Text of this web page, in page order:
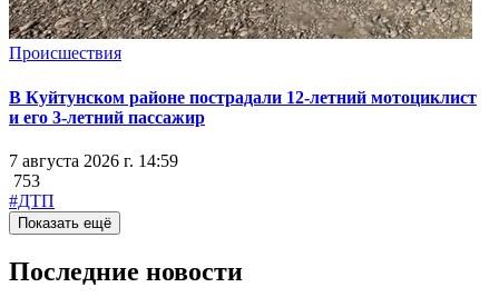
Происшествия
В Куйтунском районе пострадали 12-летний мотоциклист
и его 3-летний пассажир
7 августа 2026 г. 14:59
753
#ДТП
Показать ещё
Последние новости